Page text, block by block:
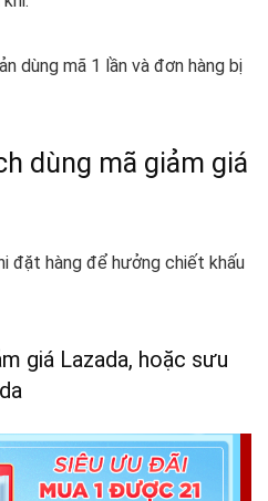
dùng mã 1 lần và đơn hàng bị
dùng mã giảm giá
đặt hàng để hưởng chiết khấu
giá Lazada, hoặc sưu